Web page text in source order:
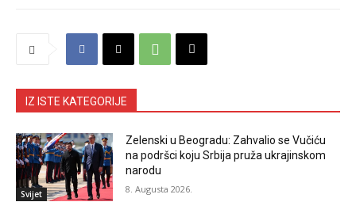
IZ ISTE KATEGORIJE
Svijet
Zelenski u Beogradu: Zahvalio se Vučiću
na podršci koju Srbija pruža ukrajinskom
narodu
8. Augusta 2026.